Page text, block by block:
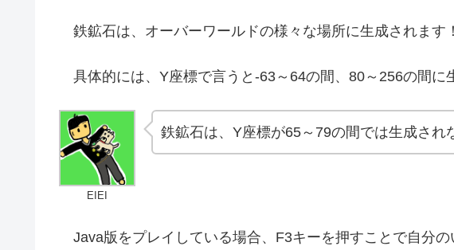
鉄鉱石は、オーバーワールドの様々な場所に生成されます！
具体的には、Y座標で言うと-63～64の間、80～256の間に
EIEI
鉄鉱石は、Y座標が65～79の間では生成され
Java版をプレイしている場合、F3キーを押すことで自分の